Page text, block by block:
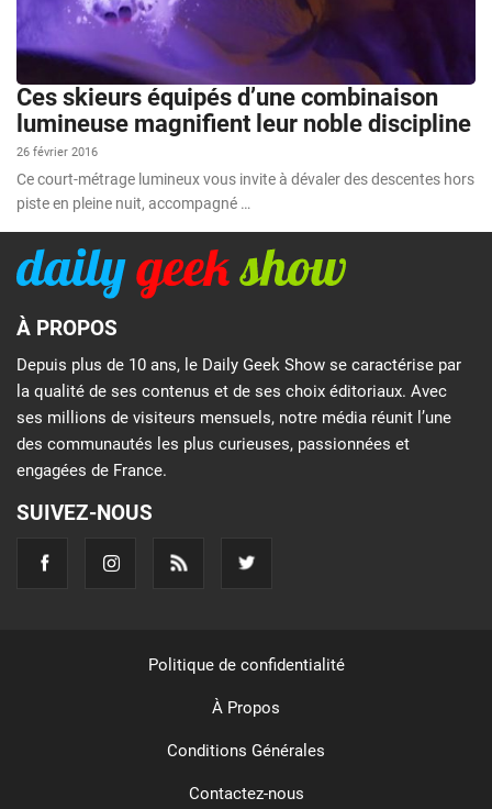
Ces skieurs équipés d’une combinaison
lumineuse magnifient leur noble discipline
26 février 2016
Ce court-métrage lumineux vous invite à dévaler des descentes hors
piste en pleine nuit, accompagné …
À PROPOS
Depuis plus de 10 ans, le Daily Geek Show se caractérise par
la qualité de ses contenus et de ses choix éditoriaux. Avec
ses millions de visiteurs mensuels, notre média réunit l’une
des communautés les plus curieuses, passionnées et
engagées de France.
SUIVEZ-NOUS
Politique de confidentialité
À Propos
Conditions Générales
Contactez-nous